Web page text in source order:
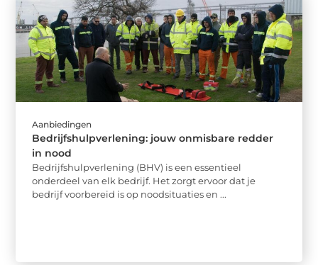
Aanbiedingen
Bedrijfshulpverlening: jouw onmisbare redder
in nood
Bedrijfshulpverlening (BHV) is een essentieel
onderdeel van elk bedrijf. Het zorgt ervoor dat je
bedrijf voorbereid is op noodsituaties en ...